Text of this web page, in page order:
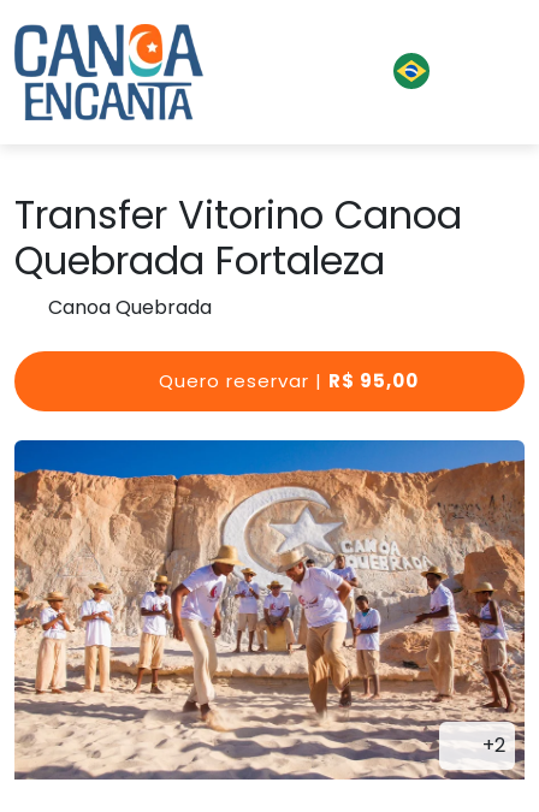
Transfer Vitorino Canoa
Quebrada Fortaleza
Canoa Quebrada
Quero reservar | R$ 95,00
+2